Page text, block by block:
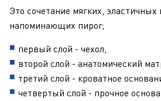
Это сочетание мягких, эластичных
напоминающих пирог;
первый слой - чехол,
второй слой - анатомический
третий слой - кроватное
четвертый слой - прочное